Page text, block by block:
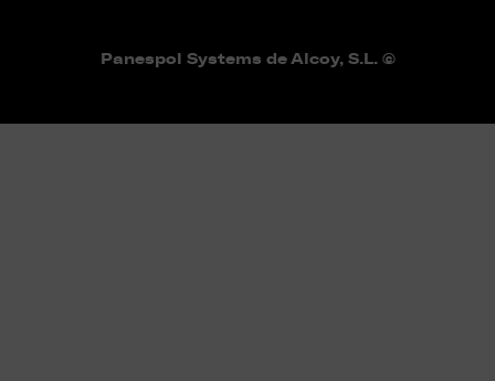
Panespol Systems de Alcoy, S.L. ©